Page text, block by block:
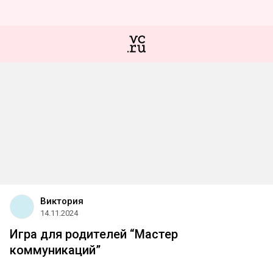
Виктория
14.11.2024
Игра для родителей “Мастер
коммуникаций”